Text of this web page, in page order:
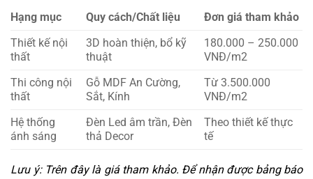
Hạng mục Quy cách/Chất liệu
Đơn giá tham khảo
Thiết kế nội
thất
3D hoàn thiện, bổ kỹ
thuật
180.000 – 250.000
VNĐ/m2
Thi công nội
thất
Gỗ MDF An Cường,
Sắt, Kính
Từ 3.500.000
VNĐ/m2
Hệ thống
ánh sáng
Đèn Led âm trần, Đèn
thả Decor
Theo thiết kế thực
tế
Lưu ý: Trên đây là giá tham khảo. Để nhận được bảng báo